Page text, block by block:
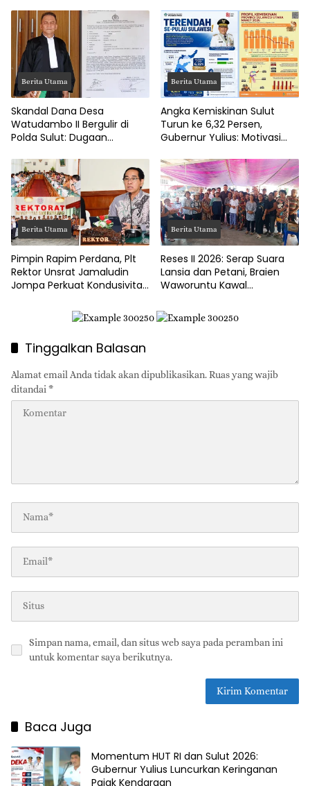
DPRD Manado
Berita Utama
Skandal Dana Desa
Watudambo II Bergulir di
Polda Sulut: Dugaan
Hingga Jalan Tani Rp214
Juta
Berita Utama
Angka Kemiskinan Sulut
Turun ke 6,32 Persen,
Gubernur Yulius: Motivasi
Berita Utama
Pimpin Rapim Perdana, Plt
Rektor Unsrat Jamaludin
Jompa Perkuat Kondusivitas
Berita Utama
Reses II 2026: Serap Suara
Lansia dan Petani, Braien
Waworuntu Kawal
Tinggalkan Balasan
Alamat email Anda tidak akan dipublikasikan.Ruas yang wajib
ditandai *
Simpan nama, email, dan situs web saya pada peramban ini
untuk komentar saya berikutnya.
Baca Juga
Momentum HUT RI dan Sulut 2026:
Gubernur Yulius Luncurkan Keringanan
Pajak Kendaraan